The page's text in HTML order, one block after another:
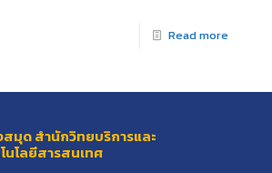
Read more
มุด สำนักวิทยบริการและ
นโลยีสารสนเทศ